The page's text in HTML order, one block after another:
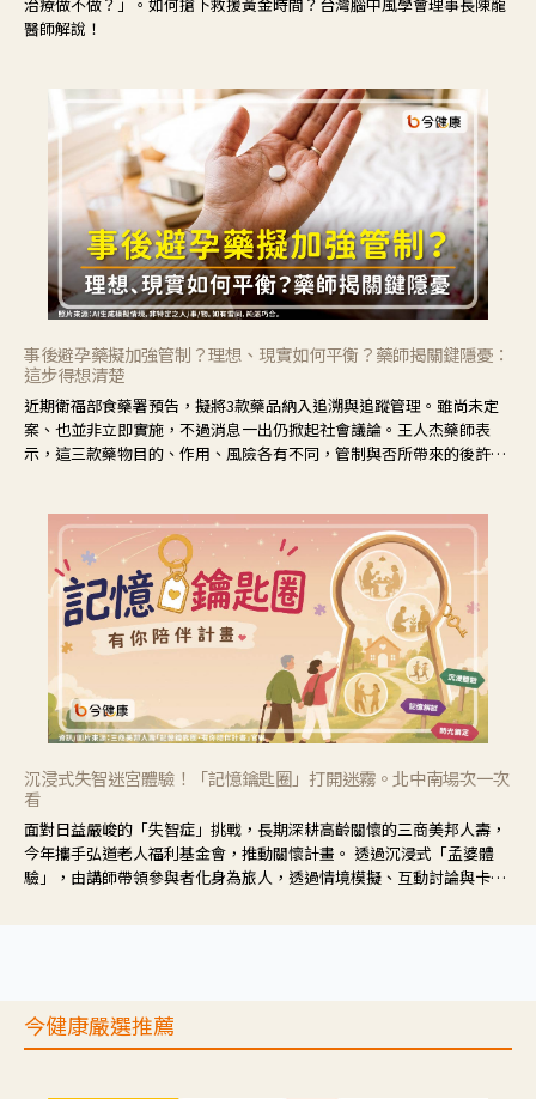
醫師解說！
事後避孕藥擬加強管制？理想、現實如何平衡？藥師揭關鍵隱憂：
這步得想清楚
近期衛福部食藥署預告，擬將3款藥品納入追溯與追蹤管理。雖尚未定
案、也並非立即實施，不過消息一出仍掀起社會議論。王人杰藥師表
示，這三款藥物目的、作用、風險各有不同，管制與否所帶來的後許影
沉浸式失智迷宮體驗！「記憶鑰匙圈」打開迷霧。北中南場次一次
看
面對日益嚴峻的「失智症」挑戰，長期深耕高齡關懷的三商美邦人壽，
今年攜手弘道老人福利基金會，推動關懷計畫。 透過沉浸式「孟婆體
驗」，由講師帶領參與者化身為旅人，透過情境模擬、互動討論與卡牌
今健康嚴選推薦